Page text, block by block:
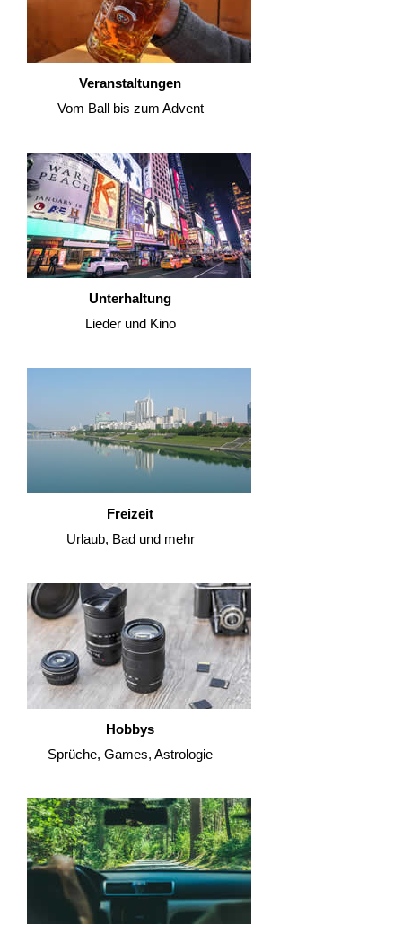
Veranstaltungen
Vom Ball bis zum Advent
Unterhaltung
Lieder und Kino
Freizeit
Urlaub, Bad und mehr
Hobbys
Sprüche, Games, Astrologie